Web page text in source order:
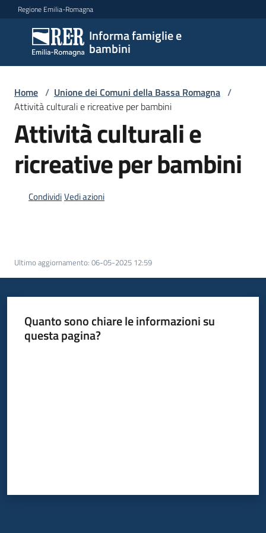
Vai al contenuto
Vai alla navigazione
Vai al footer
Regione Emilia-Romagna
Informa famiglie e
bambini
Informa
famiglie
e
bambini
Argomenti
famiglie
locali
Home / Unione dei Comuni della Bassa Romagna /
Attività culturali e ricreative per bambini
Attività culturali e
ricreative per bambini
CondividiVedi azioni
Ultimo aggiornamento: 06-05-2025 12:59
Quanto sono chiare le informazioni su
questa pagina?